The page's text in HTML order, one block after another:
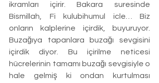
ikramları içirir. Bakara suresinde
Bismillah, Fi kulubihumul icle… Biz
onların kalplerine içirdik, buyuruyor.
Buzağıya tapanlara buzağı sevgisini
içirdik diyor. Bu içirilme neticesi
hücrelerinin tamamı buzağı sevgisiyle o
hale gelmiş ki ondan kurtulması